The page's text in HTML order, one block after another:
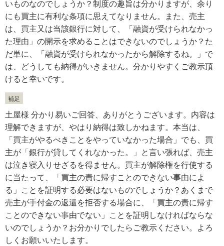
いものなのでしょうか？制度の趣旨は分かりますが、余り
にも買主に有利な条項に思えてなりません。また、売主
は、買主又は当該銀行に対して、「融資が受けられなかっ
た理由」の開示を求めることはできないのでしょうか？た
だ単に、「融資が受けられなかったから解除するね。」で
は、どうしても納得がいきません。分かりやすくご教示頂
けると幸いです。
補足
土屋様 分かり易いご回答、ありがとうございます。内容は
理解できますが、やはり納得は致しかねます。本当は、
「買主がやるべきことをやっていなかった場合」でも、買
主が「銀行が貸してくれなかった。」と言い張れば、売主
は泣き寝入りせざるを得ません。買主が解除権を行使する
に当たって、「買主の責に帰すことのできない事由によ
る」ことを証明する必要はないものでしょうか？あくまで
売主が手付金の返還を拒否する場合に、「買主の責に帰す
ことのできない事由でない」ことを証明しなければならな
いのでしょうか？お分かりでしたらご教示ください。よろ
しくお願いいたします。